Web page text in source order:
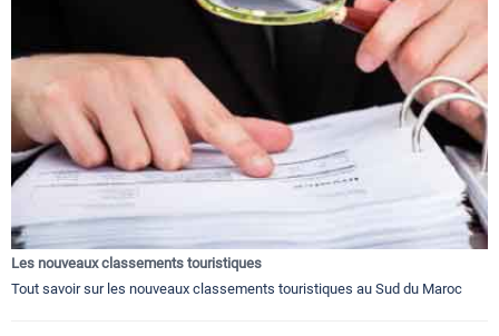
Les nouveaux classements touristiques
Tout savoir sur les nouveaux classements touristiques au Sud du Maroc